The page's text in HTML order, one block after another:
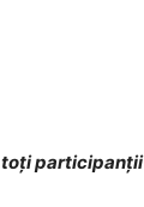
toți participanții